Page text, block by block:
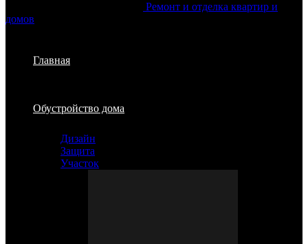
Ремонт и отделка квартир и
домов
Главная
Обустройство дома
Дизайн
Защита
Участок